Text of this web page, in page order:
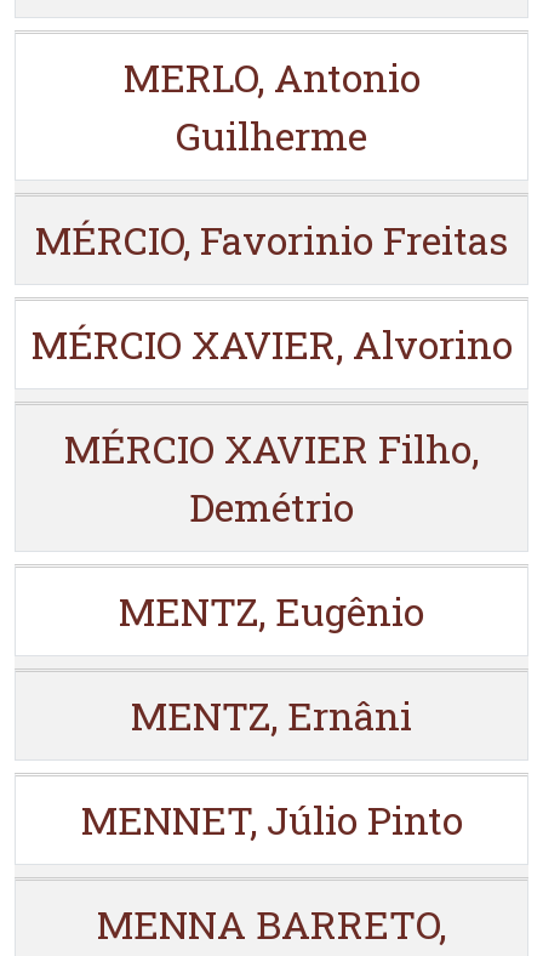
MERLO, Antonio
Guilherme
MÉRCIO, Favorinio Freitas
MÉRCIO XAVIER, Alvorino
MÉRCIO XAVIER Filho,
Demétrio
MENTZ, Eugênio
MENTZ, Ernâni
MENNET, Júlio Pinto
MENNA BARRETO,